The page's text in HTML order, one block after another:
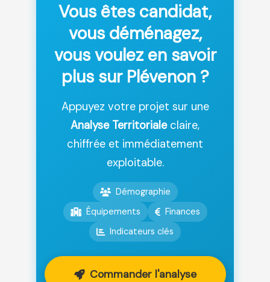
Vous êtes candidat,
vous déménagez,
vous voulez en savoir
plus sur Plévenon ?
Appuyez votre projet sur une
Analyse Territorialeclaire,
chiffrée et immédiatement
exploitable.
Démographie
Équipements
Finances
Indicateurs clés
Commander l'analyse